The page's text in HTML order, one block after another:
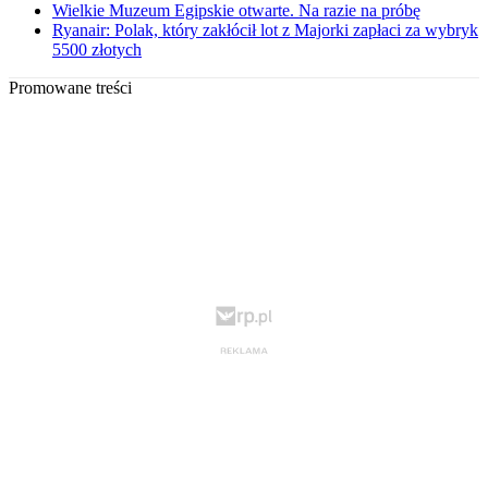
Wielkie Muzeum Egipskie otwarte. Na razie na próbę
Ryanair: Polak, który zakłócił lot z Majorki zapłaci za wybryk
5500 złotych
Promowane treści